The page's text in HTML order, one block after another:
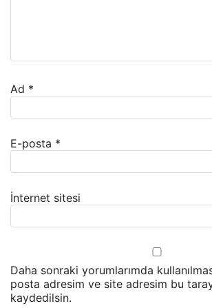
Ad *
E-posta *
İnternet sitesi
Daha sonraki yorumlarımda
posta adresim ve site adresim bu
kaydedilsin.